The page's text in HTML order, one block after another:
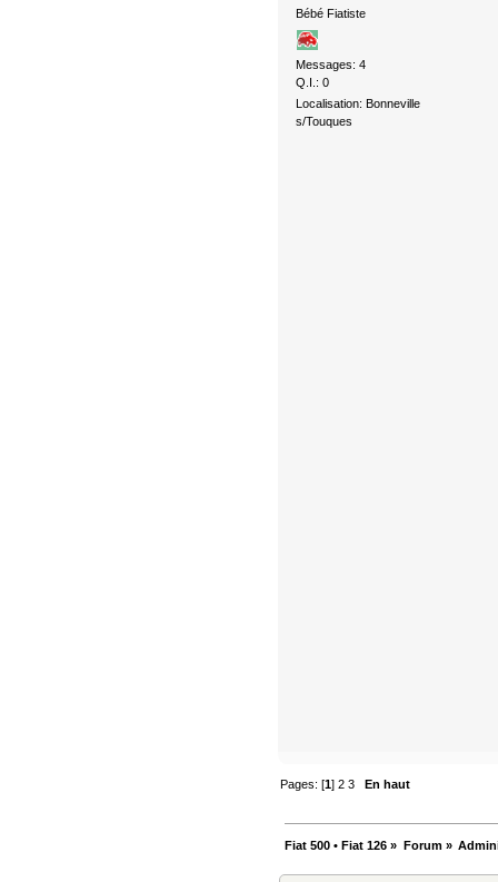
Bébé Fiatiste
Messages: 4
Q.I.: 0
Localisation: Bonneville
s/Touques
Pages: [1]2 3 En haut
Fiat 500 • Fiat 126 » Forum»